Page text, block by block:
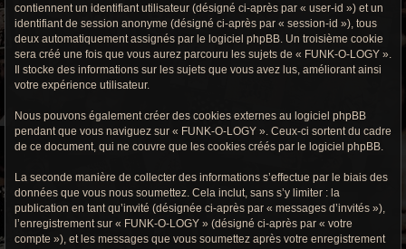
contiennent un identifiant utilisateur (désigné ci-après par « user-id ») et un
identifiant de session anonyme (désigné ci-après par « session-id »), tous
deux automatiquement assignés par le logiciel phpBB. Un troisième cookie
sera créé une fois que vous aurez parcouru les sujets de « FUNK-O-LOGY ».
Il stocke des informations sur les sujets que vous avez lus, améliorant ainsi
votre expérience utilisateur.
Nous pouvons également créer des cookies externes au logiciel phpBB
pendant que vous naviguez sur « FUNK-O-LOGY ». Ceux-ci sortent du cadre
de ce document, qui ne couvre que les cookies créés par le logiciel phpBB.
La seconde manière de collecter des informations s’effectue par le biais des
données que vous nous soumettez. Cela inclut, sans s’y limiter : la
publication en tant qu’invité (désignée ci-après par « messages d’invités »),
l’enregistrement sur « FUNK-O-LOGY » (désigné ci-après par « votre
compte »), et les messages que vous soumettez après votre enregistrement